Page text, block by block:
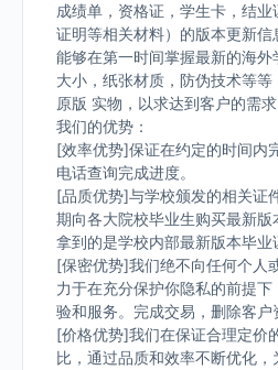
成绩单，资格证，学生卡，结
证明等相关材料）的版本更新信
能够在第一时间掌握最新的海
大小，纸张材质，防伪技术等
原版 实物，以求达到客户的需求
我们的优势：
[效率优势]保证在约定的时间内
电话查询完成进度。
[品质优势]与学校颁发的相关证
期向各大院校毕业生购买最新
拿到的是学校内部最新版本毕业
[保密优势]我们绝不向任何个人
力于在充分保护你隐私的前提
验和服务。完成交易，删除客户
[价格优势]我们在保证合理定价
比，通过品质和效率不断优化